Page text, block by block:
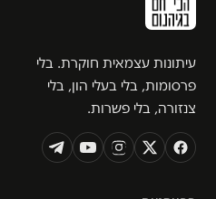
עיתונות עצמאית חוקרת. בלי
פרסומות, בלי בעלי הון, בלי
צנזורה, בלי פשרות.